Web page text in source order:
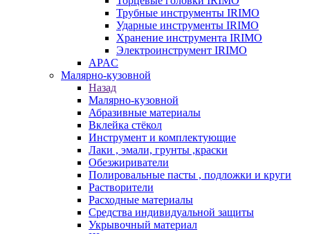
Трубные инструменты IRIMO
Ударные инструменты IRIMO
Хранение инструмента IRIMO
Электроинструмент IRIMO
APAC
Малярно-кузовной
Назад
Малярно-кузовной
Абразивные материалы
Вклейка стёкол
Инструмент и комплектующие
Лаки , эмали, грунты ,краски
Обезжириватели
Полировальные пасты , подложки и круги
Растворители
Расходные материалы
Средства индивидуальной защиты
Укрывочный материал